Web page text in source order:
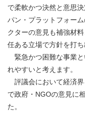
で柔軟かつ決然と意思
パン・プラットフォー
クターの意見も補強材
任ある立場で方針を打ち
緊急かつ困難な事業と
れやすいと考えます。
評議会において経済界
で政府・NGOの意見に
た。